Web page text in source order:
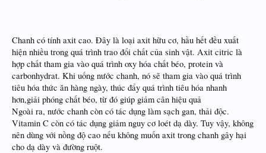
Chanh có tính axit cao. Đây là loại axit hữu cơ, hầu hết đều xuất
hiện nhiều trong quá trình trao đổi chất của sinh vật. Axit citric là
hợp chất tham gia vào quá trình oxy hóa chất béo, protein và
carbonhydrat. Khi uống nước chanh, nó sẽ tham gia vào quá trình
tiêu hóa thức ăn hàng ngày, thúc đẩy quá trình tiêu hóa nhanh
hơn,giải phóng chất béo, từ đó giúp giảm cân hiệu quả
Ngoài ra, nước chanh còn có tác dụng làm sạch gan, thải độc.
Vitamin C còn có tác dụng giảm nguy cơ loét dạ dày. Tuy vậy, không
nên dùng với nồng độ cao nếu không muốn axit trong chanh gây hại
cho dạ dày và đường ruột.